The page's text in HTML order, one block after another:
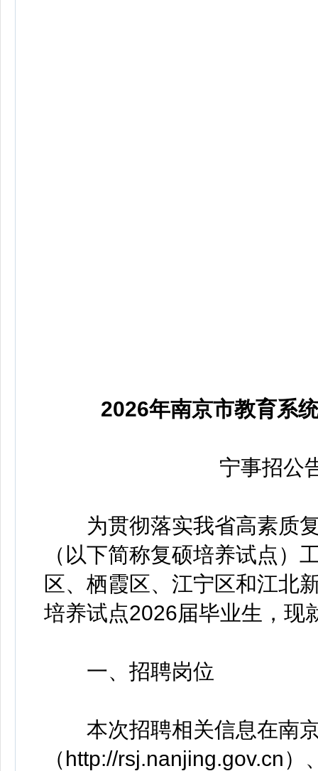
2026年南京市教育系
宁事招公告
为贯彻落实我省高素质复
（以下简称复硕培养试点）
区、栖霞区、江宁区和江北
培养试点2026届毕业生，现
一、招聘岗位
本次招聘相关信息在南京
（http://rsj.nanjing.gov.cn